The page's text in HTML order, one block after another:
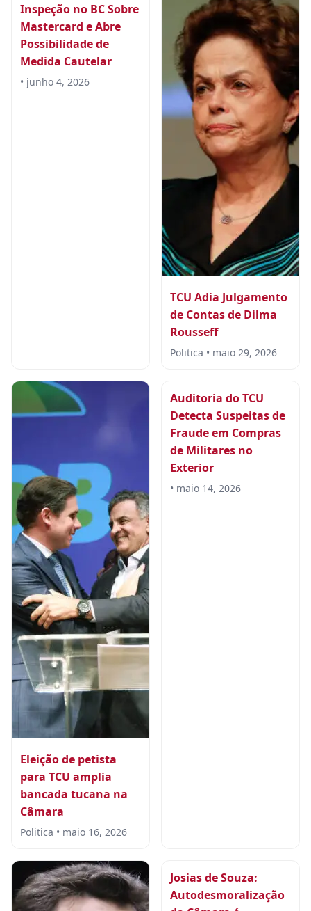
Inspeção no BC Sobre
Mastercard e Abre
Possibilidade de
Medida Cautelar
• junho 4, 2026
TCU Adia Julgamento
de Contas de Dilma
Rousseff
Politica • maio 29, 2026
Eleição de petista
para TCU amplia
bancada tucana na
Câmara
Politica • maio 16, 2026
Auditoria do TCU
Detecta Suspeitas de
Fraude em Compras
de Militares no
Exterior
• maio 14, 2026
Josias de Souza:
Autodesmoralização